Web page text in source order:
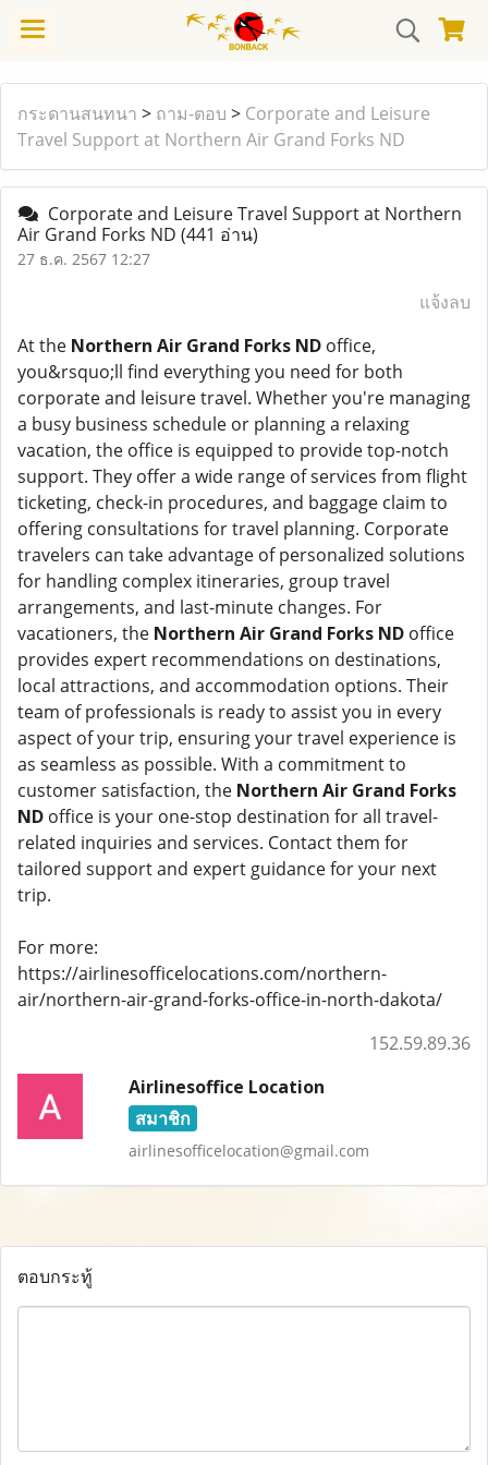
กระดานสนทนา > ถาม-ตอบ > Corporate and Leisure
Travel Support at Northern Air Grand Forks ND
Corporate and Leisure Travel Support at Northern
Air Grand Forks ND (441 อ่าน)
27 ธ.ค. 2567 12:27
แจ้งลบ
At the Northern Air Grand Forks ND office,
you&rsquo;ll find everything you need for both
corporate and leisure travel. Whether you're managing
a busy business schedule or planning a relaxing
vacation, the office is equipped to provide top-notch
support. They offer a wide range of services from flight
ticketing, check-in procedures, and baggage claim to
offering consultations for travel planning. Corporate
travelers can take advantage of personalized solutions
for handling complex itineraries, group travel
arrangements, and last-minute changes. For
vacationers, the Northern Air Grand Forks ND office
provides expert recommendations on destinations,
local attractions, and accommodation options. Their
team of professionals is ready to assist you in every
aspect of your trip, ensuring your travel experience is
as seamless as possible. With a commitment to
customer satisfaction, the Northern Air Grand Forks
ND office is your one-stop destination for all travel-
related inquiries and services. Contact them for
tailored support and expert guidance for your next
trip.
For more:
https://airlinesofficelocations.com/northern-
air/northern-air-grand-forks-office-in-north-dakota/
152.59.89.36
Airlinesoffice Location
สมาชิก
airlinesofficelocation@gmail.com
ตอบกระทู้